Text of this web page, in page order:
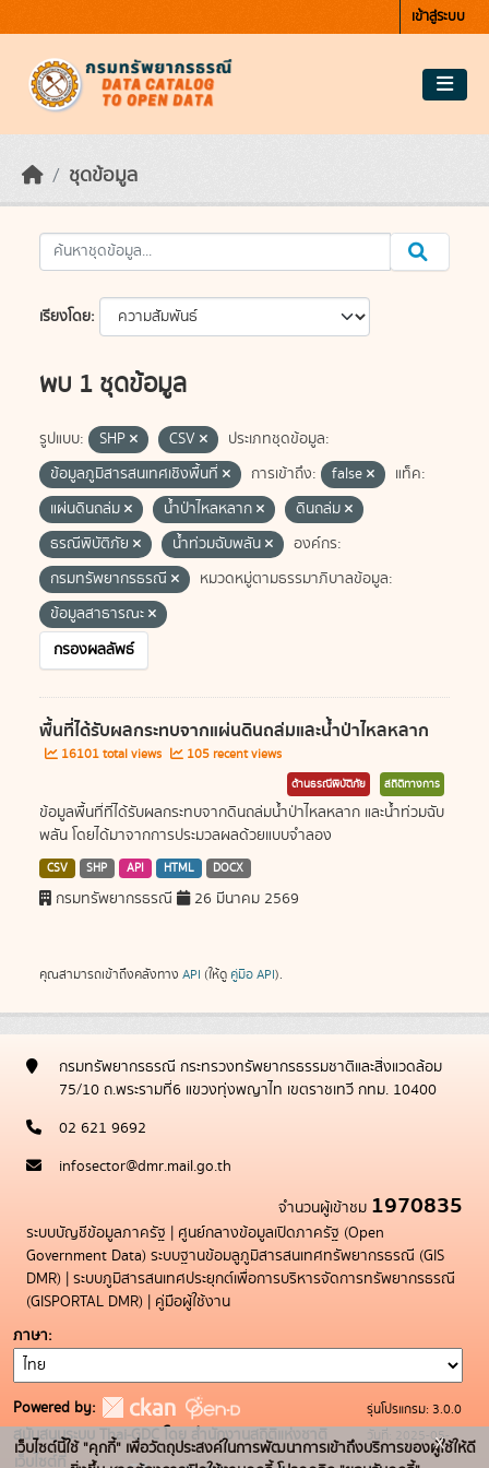
เข้าสู่ระบบ
ชุดข้อมูล
เรียงโดย
พบ 1 ชุดข้อมูล
รูปแบบ: SHP CSV
ประเภทชุดข้อมูล:
ข้อมูลภูมิสารสนเทศเชิงพื้นที่
การเข้าถึง: false
แท็ค:
แผ่นดินถล่ม
น้ำป่าไหลหลาก
ดินถล่ม
ธรณีพิบัติภัย
น้ำท่วมฉับพลัน
องค์กร:
กรมทรัพยากรธรณี
หมวดหมู่ตามธรรมาภิบาลข้อมูล:
ข้อมูลสาธารณะ
กรองผลลัพธ์
พื้นที่ได้รับผลกระทบจากแผ่นดินถล่มและน้ำป่าไหลหลาก
16101 total views 105 recent views
ด้านธรณีพิบัติภัย สถิติทางการ
ข้อมูลพื้นที่ที่ได้รับผลกระทบจากดินถล่มน้ำป่าไหลหลาก และน้ำท่วมฉับ
พลัน โดยได้มาจากการประมวลผลด้วยแบบจำลอง
CSV SHP API HTML DOCX
กรมทรัพยากรธรณี 26 มีนาคม 2569
คุณสามารถเข้าถึงคลังทาง API (ให้ดู คู่มือ API).
กรมทรัพยากรธรณี กระทรวงทรัพยากรธรรมชาติและสิ่งแวดล้อม
75/10 ถ.พระรามที่6 แขวงทุ่งพญาไท เขตราชเทวี กทม. 10400
02 621 9692
infosector@dmr.mail.go.th
จำนวนผู้เข้าชม 1970835
ระบบบัญชีข้อมูลภาครัฐ | ศูนย์กลางข้อมูลเปิดภาครัฐ (Open
Government Data) ระบบฐานข้อมลูภูมิสารสนเทศทรัพยากรธรณี (GIS
DMR) | ระบบภูมิสารสนเทศประยุกต์เพื่อการบริหารจัดการทรัพยากรธรณี
(GISPORTAL DMR) | คู่มือผู้ใช้งาน
ภาษา
Powered by:
สนับสนุนระบบ Thai-GDC โดย สำนักงานสถิติแห่งชาติ
เว็บไซต์ที่
รุ่นโปรแกรม: 3.0.0
วันที่: 2025-05-
เว็บไซต์นี้ใช้ "คุกกี้" เพื่อวัตถุประสงค์ในการพัฒนาการเข้าถึงบริการของผู้ใช้ให้ดี
x